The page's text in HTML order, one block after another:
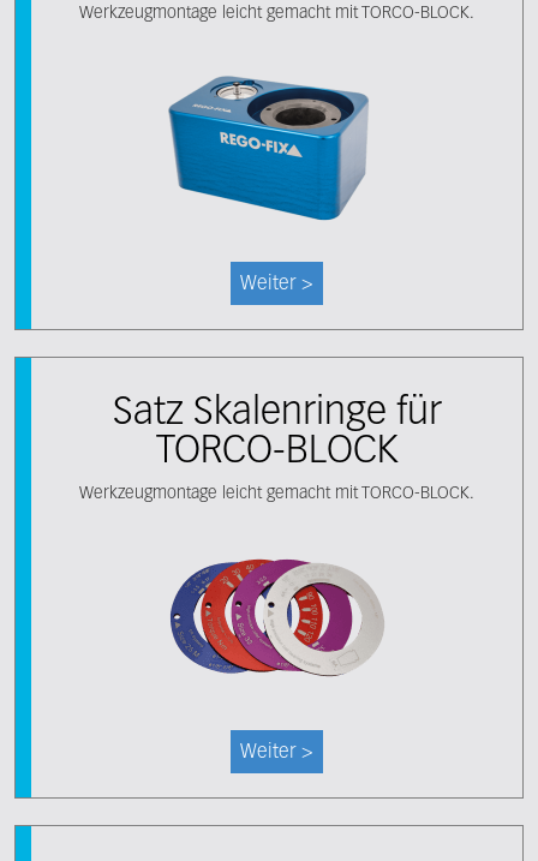
Werkzeugmontage leicht gemacht mit TORCO-BLOCK.
Weiter >
Satz Skalenringe für
TORCO-BLOCK
Werkzeugmontage leicht gemacht mit TORCO-BLOCK.
Weiter >